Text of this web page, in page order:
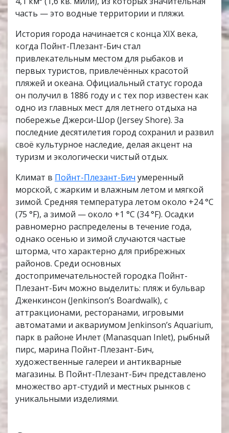
часть — это водные территории и пляжи.
История города начинается с конца XIX века,
когда Пойнт-Плезант-Бич стал
привлекательным местом для рыбаков и
первых туристов, привлечённых красотой
пляжей и океана. Официальный статус города
он получил в 1886 году и с тех пор известен как
одно из главных мест для летнего отдыха на
побережье Джерси-Шор (Jersey Shore). За
последние десятилетия город сохранил и развил
своё культурное наследие, делая акцент на
туризм и экологически чистый отдых.
Климат в Пойнт-Плезант-Бич умеренный
морской, с жарким и влажным летом и мягкой
зимой. Средняя температура летом около +24 °C
(75 °F), а зимой — около +1 °C (34 °F). Осадки
равномерно распределены в течение года,
однако осенью и зимой случаются частые
шторма, что характерно для прибрежных
районов. Среди основных
достопримечательностей городка Пойнт-
Плезант-Бич можно выделить: пляж и бульвар
Дженкинсон (Jenkinson’s Boardwalk), с
аттракционами, ресторанами, игровыми
автоматами и аквариумом Jenkinson’s Aquarium,
парк в районе Инлет (Manasquan Inlet), рыбный
пирс, марина Пойнт-Плезант-Бич,
художественные галереи и антикварные
магазины. В Пойнт-Плезант-Бич представлено
множество арт-студий и местных рынков с
уникальными изделиями.